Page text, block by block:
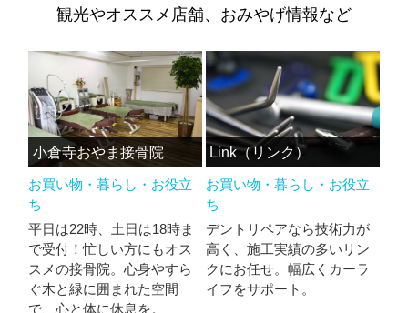
観光やオススメ店舗、おみやげ情報など
小倉寺おやま接骨院
お買い物・暮らし・お役立
ち
平日は22時、土日は18時ま
で受付！忙しい方にもオス
スメの接骨院。心身やすら
ぐ木と緑に囲まれた空間
で、心と体に休息を。
Link（リンク）
お買い物・暮らし・お役立
ち
デントリペアなら技術力が
高く、施工実績の多いリン
クにお任せ。幅広くカーラ
イフをサポート。